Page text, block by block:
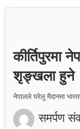
कीर्तिपुरमा
शृङ्खला हुने
नेपालले घरेलु मैदानमा
समर्पण